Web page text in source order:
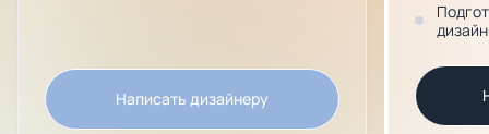
Написать дизайнеру